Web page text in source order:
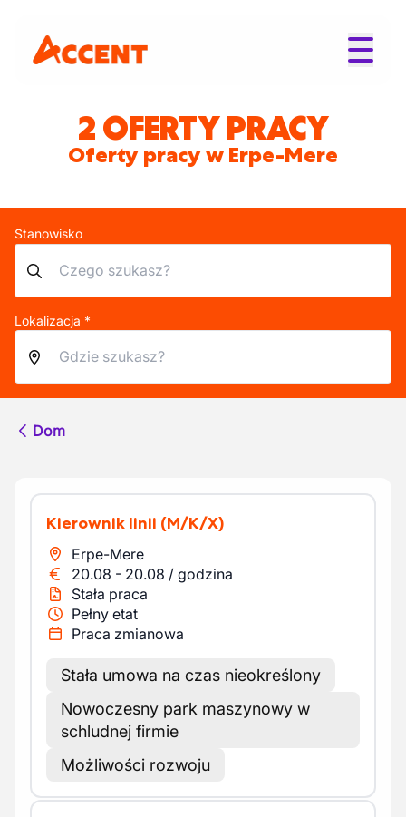
2 OFERTY PRACY
Oferty pracy w Erpe-Mere
Stanowisko
Lokalizacja *
Dom
Kierownik linii (M/K/X)
Erpe-Mere
20.08 - 20.08 / godzina
Stała praca
Pełny etat
Praca zmianowa
Stała umowa na czas nieokreślony
Nowoczesny park maszynowy w
schludnej firmie
Możliwości rozwoju